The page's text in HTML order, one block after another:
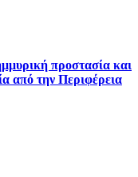
προστασία και
από την Περιφέρεια